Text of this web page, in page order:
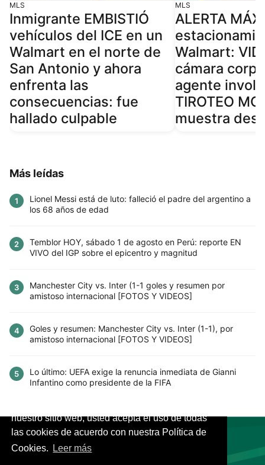
Este sitio utiliza cookies para mejorar la
nuestro sitio web, usted acepta el uso de todas
las cookies de acuerdo con nuestra Política de
Cookies.
Leer más
MLS
Inmigrante EMBISTIÓ
vehículos del ICE en un
Walmart en el norte de
San Antonio y ahora
enfrenta las
consecuencias: fue
hallado culpable
MLS
ALERTA
Walmart:
cámara
agente
TIROTEO
muestra
Más leídas
1
Lionel Messi está de luto: falleció el padre del argentino a
los 68 años de edad
2
Temblor HOY, sábado 1 de agosto en Perú: reporte EN
VIVO del IGP sobre el epicentro y magnitud
3
Manchester City vs. Inter (1-1 goles y resumen por
amistoso internacional [FOTOS Y VIDEOS]
4
Goles y resumen: Manchester City vs. Inter (1-1), por
amistoso internacional [FOTOS Y VIDEOS]
5
Lo último: UEFA exige la renuncia inmediata de Gianni
Infantino como presidente de la FIFA